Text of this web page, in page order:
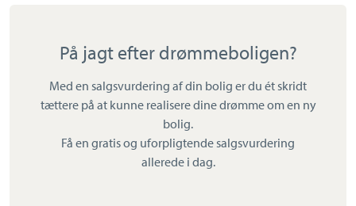
På jagt efter drømmeboligen?
Med en salgsvurdering af din bolig er du ét skridt
tættere på at kunne realisere dine drømme om en ny
bolig.
Få en gratis og uforpligtende salgsvurdering
allerede i dag.